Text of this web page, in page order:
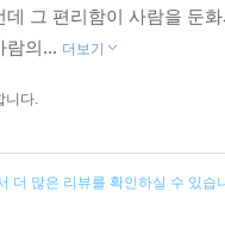
데 그 편리함이 사람을 둔
람의... 더보기
니다.
더 많은 리뷰를 확인하실 수 있습